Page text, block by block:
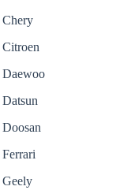
Chery
Citroen
Daewoo
Datsun
Doosan
Ferrari
Geely